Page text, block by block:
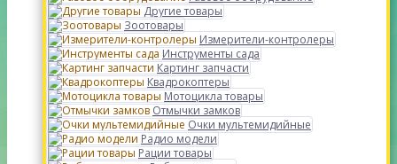
Другие товары
Зоотовары
Измерители-контролеры
Инструменты сада
Картинг запчасти
Квадрокоптеры
Мотоцикла товары
Отмычки замков
Очки мультемидийные
Радио модели
Рации товары